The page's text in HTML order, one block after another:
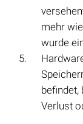
mehr
wurde
befindet,
Verlust